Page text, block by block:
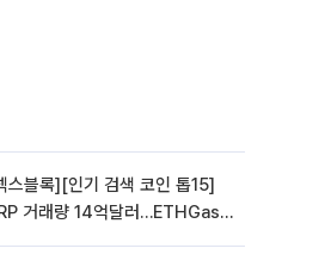
스블록][인기 검색 코인 톱15]
거래량 14억달러…ETHGas